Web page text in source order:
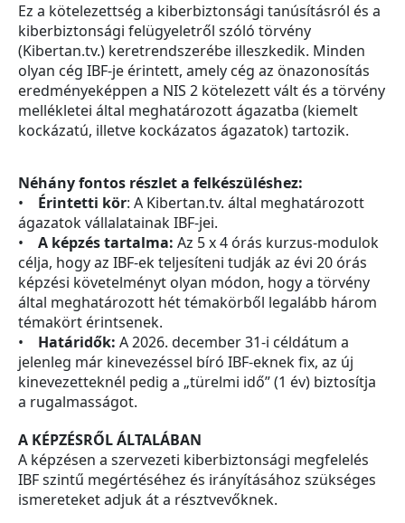
Ez a kötelezettség a kiberbiztonsági tanúsításról és a
kiberbiztonsági felügyeletről szóló törvény
(Kibertan.tv.) keretrendszerébe illeszkedik. Minden
olyan cég IBF-je érintett, amely cég az önazonosítás
eredményeképpen a NIS 2 kötelezett vált és a törvény
mellékletei által meghatározott ágazatba (kiemelt
kockázatú, illetve kockázatos ágazatok) tartozik.
Néhány fontos részlet a felkészüléshez:
• Érintetti kör: A Kibertan.tv. által meghatározott
ágazatok vállalatainak IBF-jei.
• A képzés tartalma: Az 5 x 4 órás kurzus-modulok
célja, hogy az IBF-ek teljesíteni tudják az évi 20 órás
képzési követelményt olyan módon, hogy a törvény
által meghatározott hét témakörből legalább három
témakört érintsenek.
• Határidők: A 2026. december 31-i céldátum a
jelenleg már kinevezéssel bíró IBF-eknek fix, az új
kinevezetteknél pedig a „türelmi idő” (1 év) biztosítja
a rugalmasságot.
A KÉPZÉSRŐL ÁLTALÁBAN
A képzésen a szervezeti kiberbiztonsági megfelelés
IBF szintű megértéséhez és irányításához szükséges
ismereteket adjuk át a résztvevőknek.